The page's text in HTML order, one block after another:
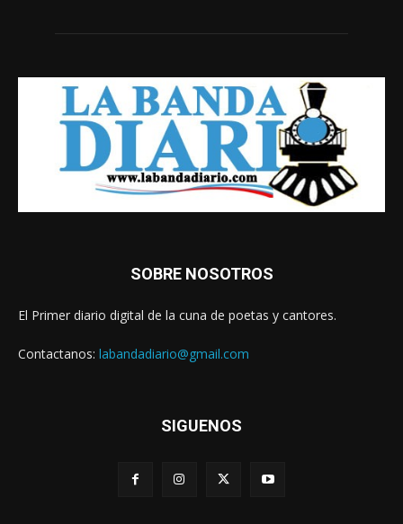
SOBRE NOSOTROS
El Primer diario digital de la cuna de poetas y cantores.
Contactanos: labandadiario@gmail.com
SIGUENOS